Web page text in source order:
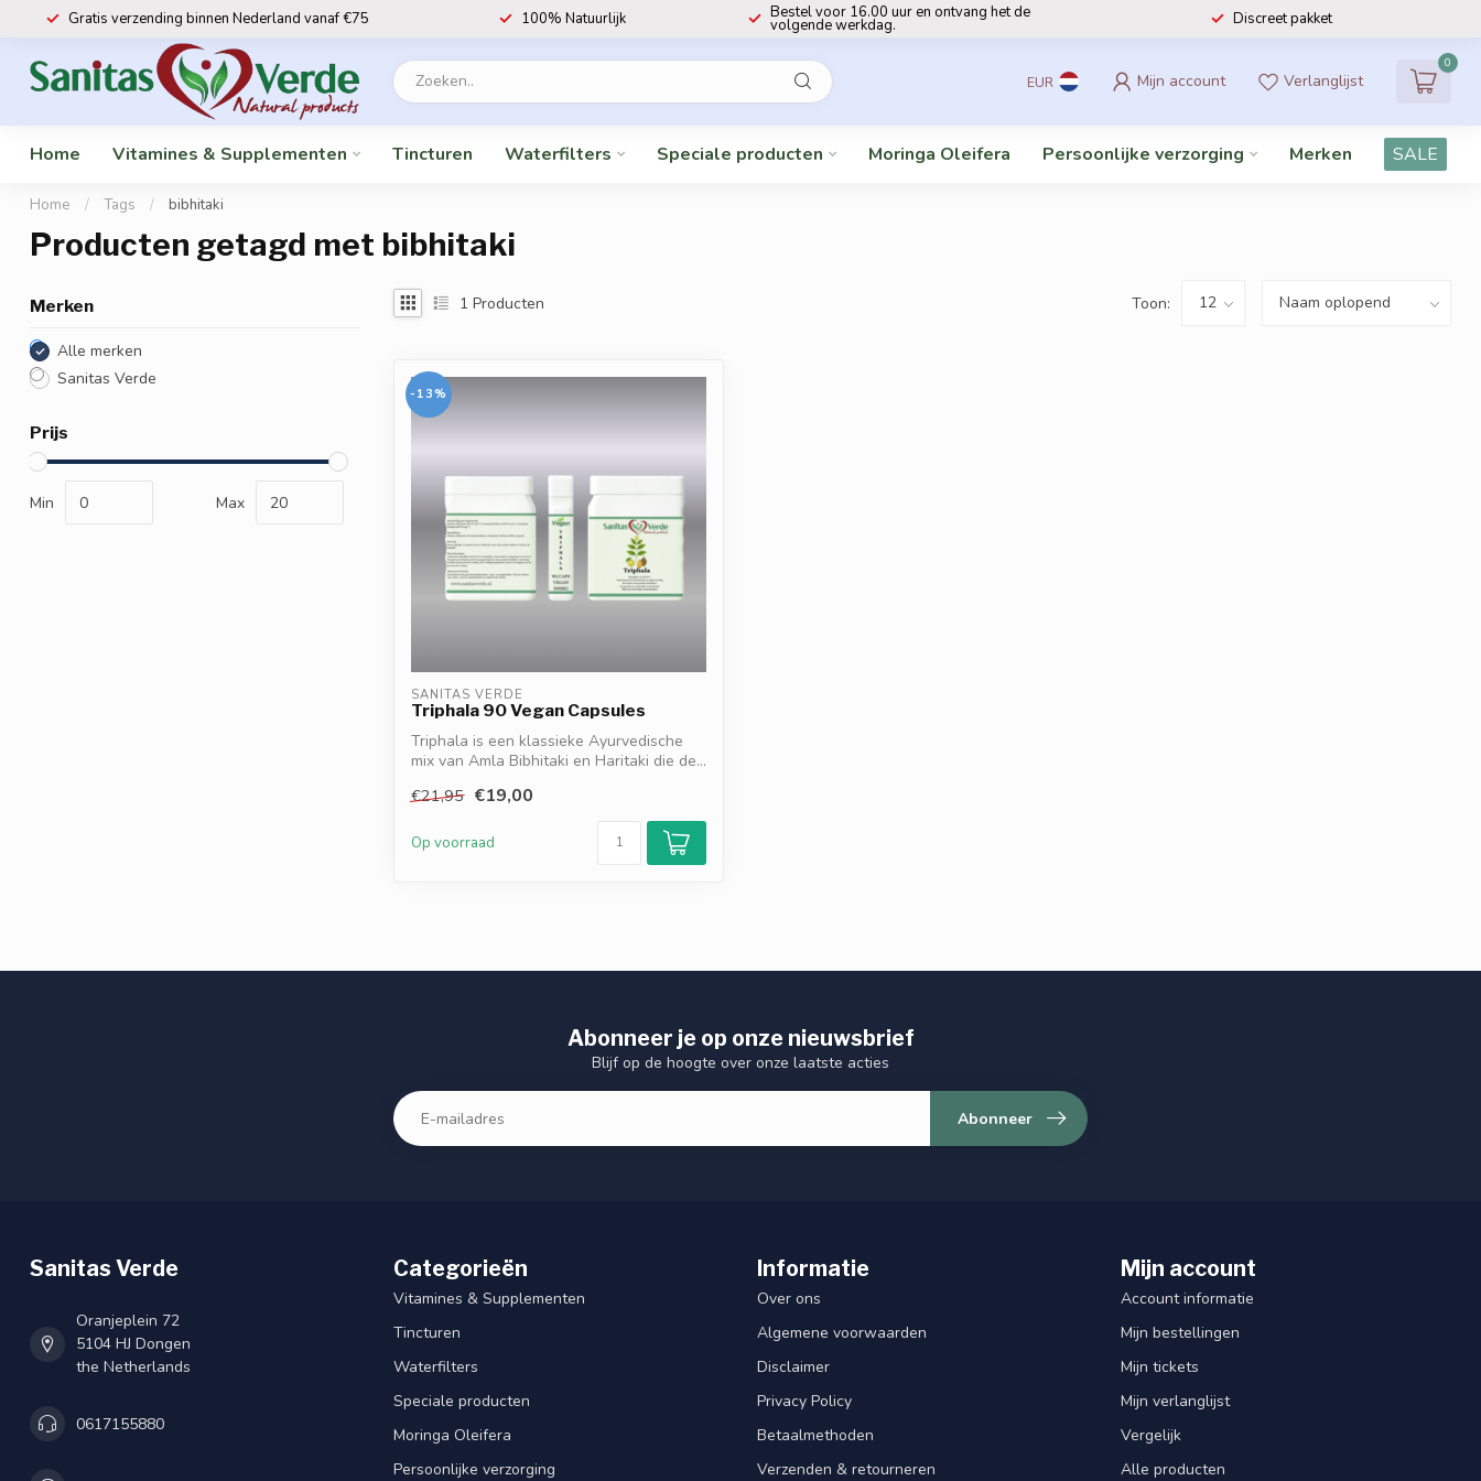
Gratis verzending binnen Nederland vanaf €75 100% Natuurlijk Bestel voor 16.00 uur en ontvang het de
volgende werkdag. Discreet pakket
EUR Mijn account Verlanglijst
0
Home Vitamines & Supplementen Tincturen Waterfilters Speciale producten Moringa Oleifera Persoonlijke verzorging Merken SALE
Home / Tags / bibhitaki
Producten getagd met bibhitaki
Merken
Alle merken
Sanitas Verde
Prijs
Min Max
1 Producten Toon:
-13%
SANITAS VERDE
Triphala 90 Vegan Capsules
Triphala is een klassieke Ayurvedische
mix van Amla Bibhitaki en Haritaki die de...
€21,95 €19,00
Op voorraad
Abonneer je op onze nieuwsbrief
Blijf op de hoogte over onze laatste acties
Abonneer
Sanitas Verde
Oranjeplein 72
5104 HJ Dongen
the Netherlands
0617155880
Categorieën
Vitamines & Supplementen
Tincturen
Waterfilters
Speciale producten
Moringa Oleifera
Persoonlijke verzorging
Informatie
Over ons
Algemene voorwaarden
Disclaimer
Privacy Policy
Betaalmethoden
Verzenden & retourneren
Mijn account
Account informatie
Mijn bestellingen
Mijn tickets
Mijn verlanglijst
Vergelijk
Alle producten